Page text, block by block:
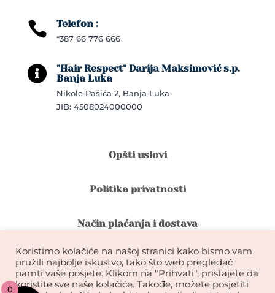
 Telefon :
*387 66 776 666

"Hair Respect" Darija Maksimović s.p.
Banja Luka
Nikole Pašića 2, Banja Luka
JIB: 4508024000000
Opšti uslovi
Politika privatnosti
Način plaćanja i dostava
Reklamacije i povrat robe
Koristimo kolačiće na našoj stranici kako bismo vam
pružili najbolje iskustvo, tako što web pregledač
pamti vaše posjete. Klikom na "Prihvati", pristajete da
koristite sve naše kolačiće. Takođe, možete posjetiti
0